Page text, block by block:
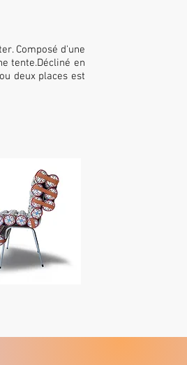
Composé d'une
tente.Décliné en
deux places est